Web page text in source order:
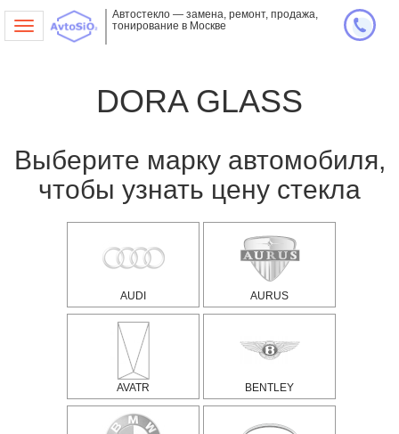
Toggle
Автостекло — замена, ремонт, продажа,
тонирование в Москве
DORA GLASS
Выберите марку автомобиля,
чтобы узнать цену стекла
AUDI AURUS
AVATR BENTLEY